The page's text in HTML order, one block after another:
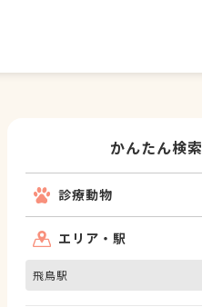
かんたん検索
診療動物
エリア・駅
飛鳥駅